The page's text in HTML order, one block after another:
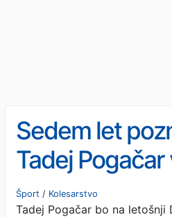
Sedem let
Tadej
kjer se je vse
Šport / Kolesarstvo
Tadej Pogačar bo na letošnji